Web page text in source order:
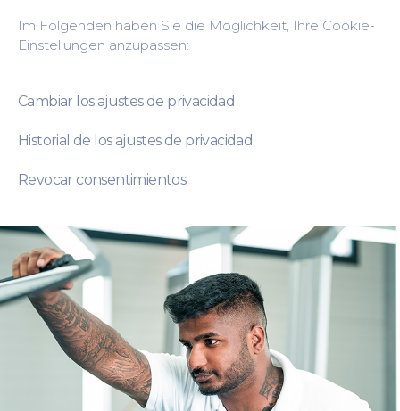
Im Folgenden haben Sie die Möglichkeit, Ihre Cookie-
Einstellungen anzupassen:
Cambiar los ajustes de privacidad
Historial de los ajustes de privacidad
Revocar consentimientos